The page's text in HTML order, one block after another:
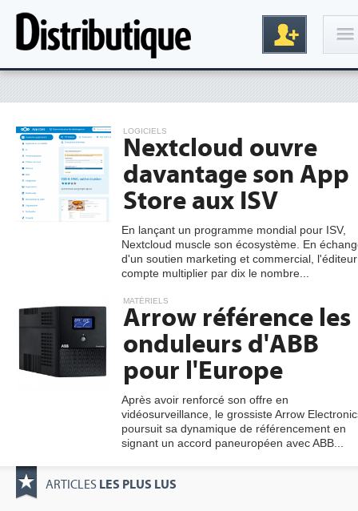
Inscription
gratuite
LOGICIELS
Nextcloud ouvre
davantage son App
Store aux ISV
En lançant un programme mondial pour ISV,
Nextcloud muscle son écosystème. En
d'un soutien marketing et commercial, l'éditeur
compte multiplier par dix le nombre...
MATÉRIELS
Arrow référence les
onduleurs d'ABB
pour l'Europe
Après avoir renforcé son offre en
vidéosurveillance, le grossiste Arrow
poursuit sa dynamique de référencement en
signant un accord paneuropéen avec ABB...
ARTICLES LES PLUS LUS